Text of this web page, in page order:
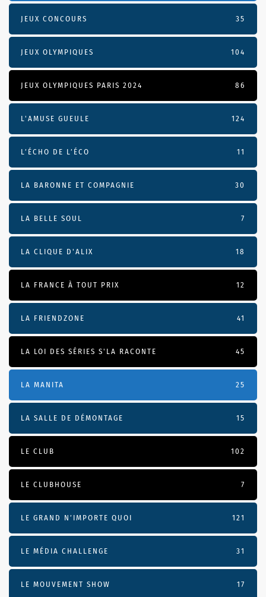
JEUX CONCOURS 35
JEUX OLYMPIQUES 104
JEUX OLYMPIQUES PARIS 2024 86
L'AMUSE GUEULE 124
L’ÉCHO DE L’ÉCO 11
LA BARONNE ET COMPAGNIE 30
LA BELLE SOUL 7
LA CLIQUE D'ALIX 18
LA FRANCE À TOUT PRIX 12
LA FRIENDZONE 41
LA LOI DES SÉRIES S'LA RACONTE 45
LA MANITA 25
LA SALLE DE DÉMONTAGE 15
LE CLUB 102
LE CLUBHOUSE 7
LE GRAND N’IMPORTE QUOI 121
LE MÉDIA CHALLENGE 31
LE MOUVEMENT SHOW 17